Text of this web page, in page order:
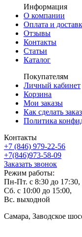
Информация
О компании
Оплата и
Отзывы
Контакты
Статьи
Каталог
Покупателям
Личный кабинет
Корзина
Мои заказы
Как сделать заказ
Политика
Контакты
+7 (846) 979-22-56
+7(846)973-58-09
Заказать звонок
Режим работы:
Пн-Пт. с 8:30 до 17:30,
Сб. с 10:00 до 15:00,
Вс. выходной
Самара, Заводское